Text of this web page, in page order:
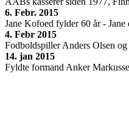
6. Febr. 2015
Jane Kofoed fylder 60 år -
4. Febr 2015
Fodboldspiller Anders Olsen
14. jan 2015
Fyldte formand Anker